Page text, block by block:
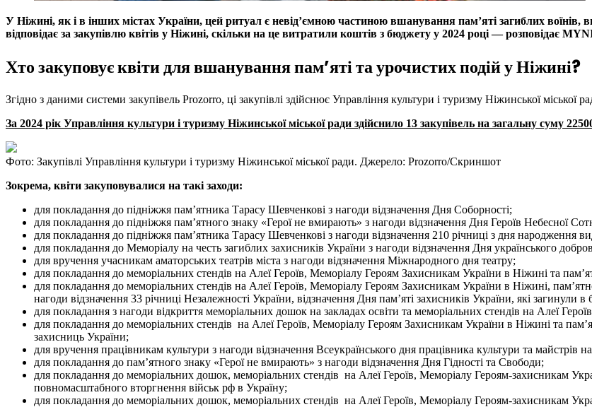
У Ніжині, як і в інших містах України, цей ритуал є невід’ємною частиною вшанування пам’яті загиблих воїнів,
відповідає за закупівлю квітів у Ніжині, скільки на це витратили коштів з бюджету у 2024 році — розповідає
Хто закуповує квіти для вшанування пам’яті та урочистих подій у Ніжині?
Згідно з даними системи закупівель Prozorro, ці закупівлі здійснює Управління культури і туризму Ніжинської міської
За 2024 рік Управління культури і туризму Ніжинської міської ради здійснило 13 закупівель на загальну суму
Фото: Закупівлі Управління культури і туризму Ніжинської міської ради. Джерело: Prozorro/Скриншот
Зокрема, квіти закуповувалися на такі заходи:
для покладання до підніжжя пам’ятника Тарасу Шевченкові з нагоди відзначення Дня Соборності;
для покладання до підніжжя пам’ятного знаку «Герої не вмирають» з нагоди відзначення Дня Героїв Небесної
для покладання до підніжжя пам’ятника Тарасу Шевченкові з нагоди відзначення 210 річниці з дня народження
для покладання до Меморіалу на честь загиблих захисників України з нагоди відзначення Дня українського
для вручення учасникам аматорських театрів міста з нагоди відзначення Міжнародного дня театру;
для покладання до меморіальних стендів на Алеї Героїв, Меморіалу Героям Захисникам України в Ніжині та
для покладання до меморіальних стендів на Алеї Героїв, Меморіалу Героям Захисникам України в Ніжині,
нагоди відзначення 33 річниці Незалежності України, відзначення Дня пам’яті захисників України, які загинули в
для покладання з нагоди відкриття меморіальних дошок на закладах освіти та меморіальних стендів на Алеї
для покладання до меморіальних стендів на Алеї Героїв, Меморіалу Героям Захисникам України в Ніжині та
захисниць України;
для вручення працівникам культури з нагоди відзначення Всеукраїнського дня працівника культури та майстрів
для покладання до пам’ятного знаку «Герої не вмирають» з нагоди відзначення Дня Гідності та Свободи;
для покладання до меморіальних дошок, меморіальних стендів на Алеї Героїв, Меморіалу Героям-захисникам
повномасштабного вторгнення військ рф в Україну;
для покладання до меморіальних дошок, меморіальних стендів на Алеї Героїв, Меморіалу Героям-захисникам